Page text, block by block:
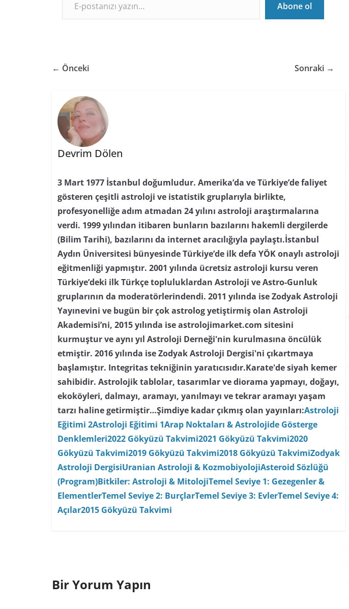
Abone ol
← Önceki Sonraki →
Devrim Dölen
3 Mart 1977 İstanbul doğumludur. Amerika’da ve Türkiye’de faliyet
gösteren çeşitli astroloji ve istatistik gruplarıyla birlikte,
profesyonelliğe adım atmadan 24 yılını astroloji araştırmalarına
verdi. 1999 yılından itibaren bunların bazılarını hakemli dergilerde
(Bilim Tarihi), bazılarını da internet aracılığıyla paylaştı.İstanbul
Aydın Üniversitesi bünyesinde Türkiye’de ilk defa YÖK onaylı astroloji
eğitmenliği yapmıştır. 2001 yılında ücretsiz astroloji kursu veren
Türkiye’deki ilk Türkçe topluluklardan Astroloji ve Astro-Gunluk
gruplarının da moderatörlerindendi. 2011 yılında ise Zodyak Astroloji
Yayınevini ve bugün bir çok astrolog yetiştirmiş olan Astroloji
Akademisi’ni, 2015 yılında ise astrolojimarket.com sitesini
kurmuştur ve aynı yıl Astroloji Derneği'nin kurulmasına öncülük
etmiştir. 2016 yılında ise Zodyak Astroloji Dergisi'ni çıkartmaya
başlamıştır. Integritas tekniğinin yaratıcısıdır.Karate'de siyah kemer
sahibidir. Astrolojik tablolar, tasarımlar ve diorama yapmayı, doğayı,
ekoköyleri, dalmayı, aramayı, yanılmayı ve tekrar aramayı yaşam
tarzı haline getirmiştir…Şimdiye kadar çıkmış olan yayınları:Astroloji
Eğitimi 2Astroloji Eğitimi 1Arap Noktaları & Astrolojide Gösterge
Denklemleri2022 Gökyüzü Takvimi2021 Gökyüzü Takvimi2020
Gökyüzü Takvimi2019 Gökyüzü Takvimi2018 Gökyüzü TakvimiZodyak
Astroloji DergisiUranian Astroloji & KozmobiyolojiAsteroid Sözlüğü
(Program)Bitkiler: Astroloji & MitolojiTemel Seviye 1: Gezegenler &
ElementlerTemel Seviye 2: BurçlarTemel Seviye 3: EvlerTemel Seviye 4:
Açılar2015 Gökyüzü Takvimi
Bir Yorum Yapın